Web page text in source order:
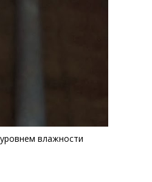
влажности